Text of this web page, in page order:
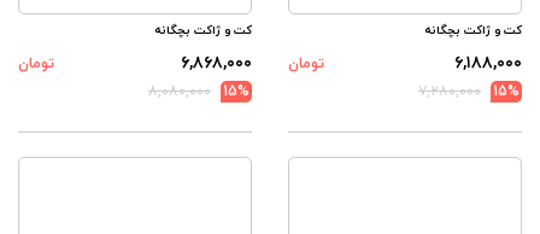
کت و ژاکت بچگانه
۶,۱۸۸,۰۰۰
تومان
15%
۷,۲۸۰,۰۰۰
کت و ژاکت بچگانه
۶,۸۶۸,۰۰۰
تومان
15%
۸,۰۸۰,۰۰۰